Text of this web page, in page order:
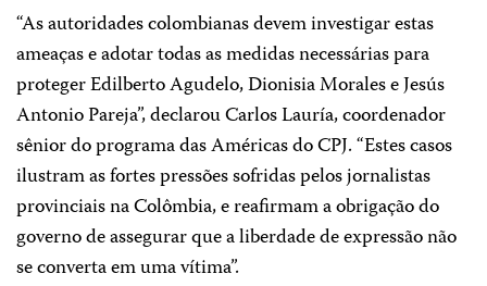
“As autoridades colombianas devem investigar estas
ameaças e adotar todas as medidas necessárias para
proteger Edilberto Agudelo, Dionisia Morales e Jesús
Antonio Pareja”, declarou Carlos Lauría, coordenador
sênior do programa das Américas do CPJ. “Estes casos
ilustram as fortes pressões sofridas pelos jornalistas
provinciais na Colômbia, e reafirmam a obrigação do
governo de assegurar que a liberdade de expressão não
se converta em uma vítima”.